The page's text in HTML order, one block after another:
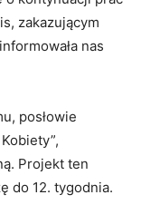
zakazującym
nas
posłowie
Projekt ten
do 12. tygodnia.